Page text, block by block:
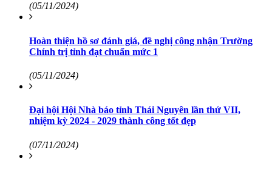
(05/11/2024)
Hoàn thiện hồ sơ đánh giá, đề nghị công nhận Trường
Chính trị tỉnh đạt chuẩn mức 1
(05/11/2024)
Đại hội Hội Nhà báo tỉnh Thái Nguyên lần thứ VII,
nhiệm kỳ 2024 - 2029 thành công tốt đẹp
(07/11/2024)